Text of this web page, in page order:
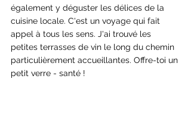
également y déguster les délices de la
cuisine locale. C'est un voyage qui fait
appel à tous les sens. J'ai trouvé les
petites terrasses de vin le long du chemin
particulièrement accueillantes. Offre-toi un
petit verre - santé !